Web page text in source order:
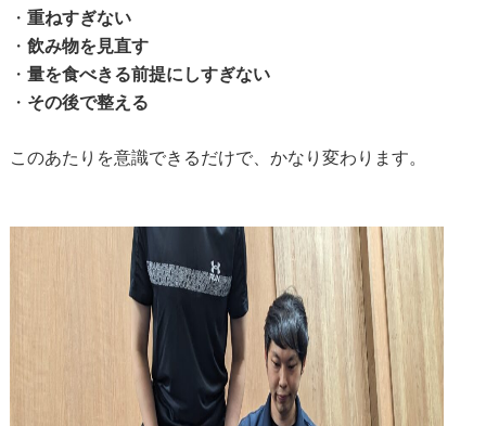
・ 重ねすぎない
・ 飲み物を見直す
・ 量を食べきる前提にしすぎない
・ その後で整える
このあたりを意識できるだけで、かなり変わります。